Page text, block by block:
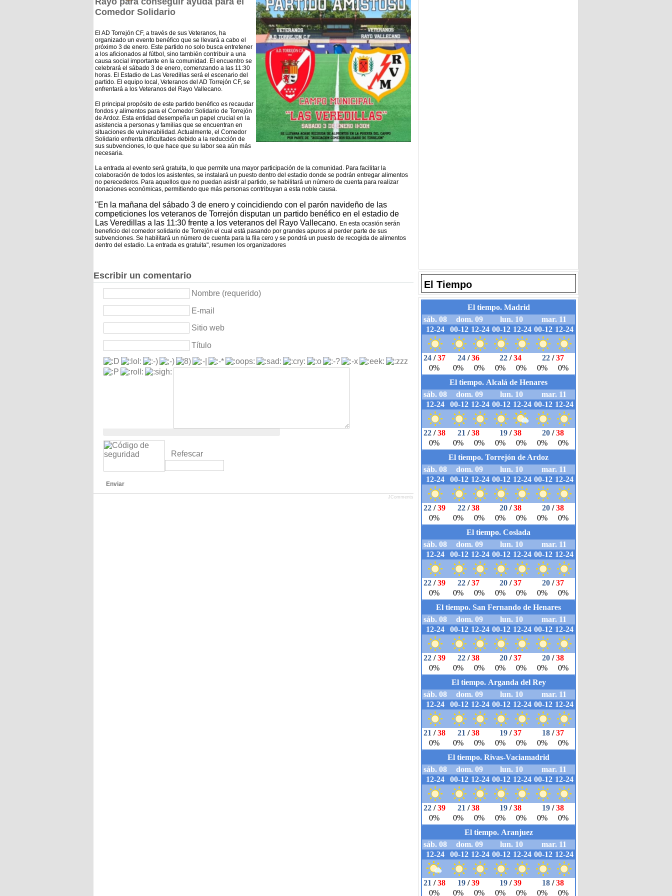
Comedor Solidario
El AD Torrejón CF, a través de sus Veteranos, ha
organizado un evento benéfico que se llevará a cabo el
próximo 3 de enero. Este partido no solo busca entretener
a los aficionados al fútbol, sino también contribuir a una
causa social importante en la comunidad. El encuentro se
celebrará el sábado 3 de enero, comenzando a las 11:30
horas. El Estadio de Las Veredillas será el escenario del
partido. El equipo local, Veteranos del AD Torrejón CF, se
enfrentará a los Veteranos del Rayo Vallecano.
El principal propósito de este partido benéfico es recaudar
fondos y alimentos para el Comedor Solidario de Torrejón
de Ardoz. Esta entidad desempeña un papel crucial en la
asistencia a personas y familias que se encuentran en
situaciones de vulnerabilidad. Actualmente, el Comedor
Solidario enfrenta dificultades debido a la reducción de
sus subvenciones, lo que hace que su labor sea aún más
necesaria.
La entrada al evento será gratuita, lo que permite una mayor participación de la comunidad. Para facilitar la
colaboración de todos los asistentes, se instalará un puesto dentro del estadio donde se podrán entregar alimentos
no perecederos. Para aquellos que no puedan asistir al partido, se habilitará un número de cuenta para realizar
donaciones económicas, permitiendo que más personas contribuyan a esta noble causa.
"En la mañana del sábado 3 de enero y coincidiendo con el parón navideño de las
competiciones los veteranos de Torrejón disputan un partido benéfico en el estadio de
Las Veredillas a las 11:30 frente a los veteranos del Rayo Vallecano. En esta ocasión serán
beneficio del comedor solidario de Torrejón el cual está pasando por grandes apuros al perder parte de sus
subvenciones. Se habilitará un número de cuenta para la fila cero y se pondrá un puesto de recogida de alimentos
dentro del estadio. La entrada es gratuita", resumen los organizadores
Escribir un comentario
Nombre (requerido)
E-mail
Sitio web
Título
Refescar
Enviar
JComments
El Tiempo